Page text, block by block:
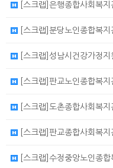
[스크랩]은행종합사회복
[스크랩]분당노인종합복지관, 2024년도
[스크랩]성남시건강가정지원센터, 7월 가
[스크랩]판교노인종합복지관,
[스크랩]도촌종합사회복지관, 2024
[스크랩]판교종합사회복지관, 판교동 건강백세 치매안
[스크랩]수정중앙노인종합복지관, 특별